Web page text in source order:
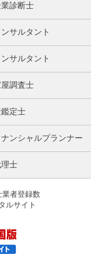
診断士
サルタント
サルタント
調査士
定士
ンシャルプランナー
士
者登録数
ルサイト